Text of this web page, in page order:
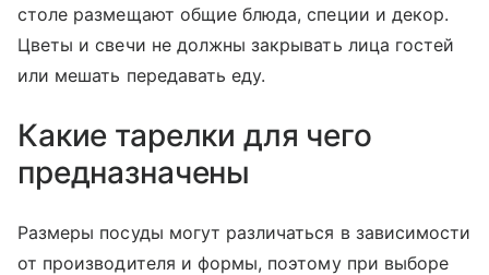
столе размещают общие блюда, специи и декор.
Цветы и свечи не должны закрывать лица гостей
или мешать передавать еду.
Какие тарелки для чего
предназначены
Размеры посуды могут различаться в зависимости
от производителя и формы, поэтому при выборе